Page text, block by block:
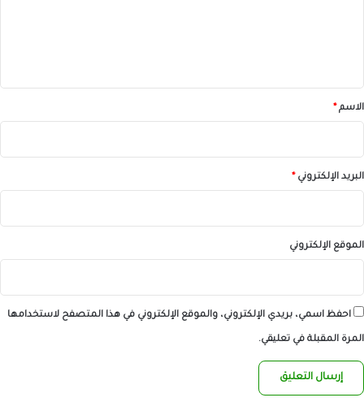
*الاسم*
البريد الإلكتروني*
الموقع الإلكتروني
احفظ اسمي، بريدي الإلكتروني، والموقع الإلكتروني في هذا المتصفح لاستخدامها
المرة المقبلة في تعليقي.